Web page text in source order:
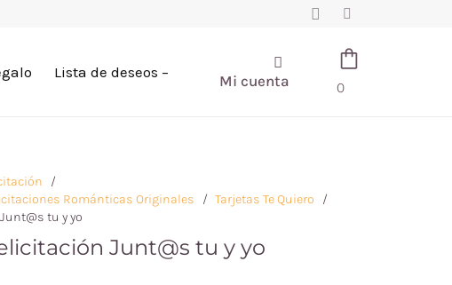
Lista de deseos – Mi cuenta 0
/
Románticas Originales
/ Tarjetas Te Quiero
/
tu y yo
Junt@s tu y yo